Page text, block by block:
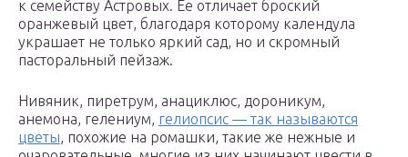
к семейству Астровых. Ее отличает броский
оранжевый цвет, благодаря которому календула
украшает не только яркий сад, но и скромный
пасторальный пейзаж.
Нивяник, пиретрум, анациклюс, дороникум,
анемона, гелениум, гелиопсис — так называются
цветы, похожие на ромашки, такие же нежные и